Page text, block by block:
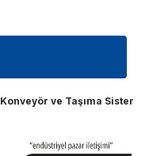
Konveyör ve Taşıma